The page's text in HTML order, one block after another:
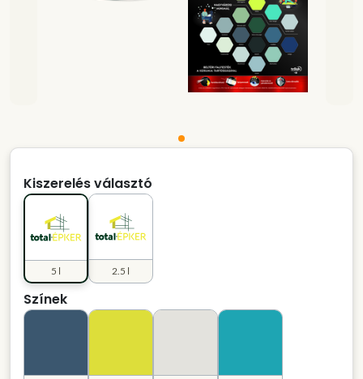
Kiszerelés választó
2.5 l
5 l
Színek